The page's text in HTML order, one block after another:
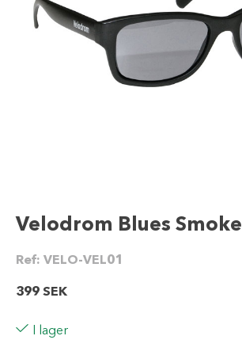
Velodrom Blues Smoke
Ref: VELO-VEL01
399 SEK
I lager